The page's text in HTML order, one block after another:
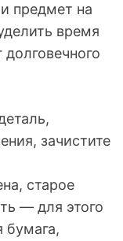
предмет на
время
зачистите
старое
— для этого
бумага,